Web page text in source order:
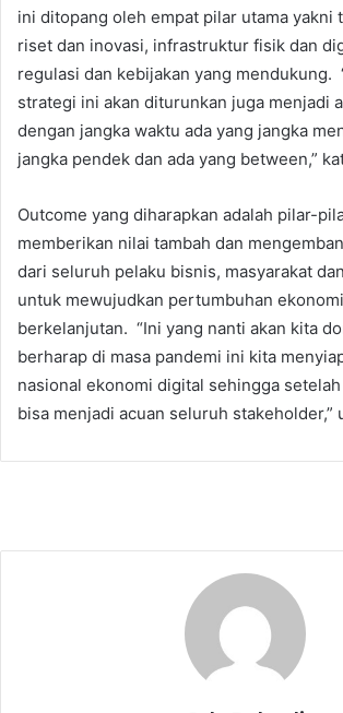
ini ditopang oleh empat pilar utama yakni
riset dan inovasi, infrastruktur fisik dan
regulasi dan kebijakan yang mendukung.
strategi ini akan diturunkan juga menjadi
dengan jangka waktu ada yang jangka
jangka pendek dan ada yang between,”
Outcome yang diharapkan adalah pilar-
memberikan nilai tambah dan
dari seluruh pelaku bisnis, masyarakat
untuk mewujudkan pertumbuhan
berkelanjutan. “Ini yang nanti akan kita
berharap di masa pandemi ini kita
nasional ekonomi digital sehingga
bisa menjadi acuan seluruh stakeholder,”